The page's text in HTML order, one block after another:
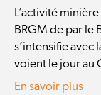
L’activité
BRGM de par le
s’intensifie avec
voient le jour au
En savoir plus